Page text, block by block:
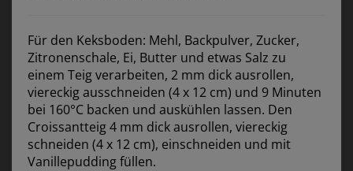
Für den Keksboden: Mehl, Backpulver, Zucker,
Zitronenschale, Ei, Butter und etwas Salz zu
einem Teig verarbeiten, 2 mm dick ausrollen,
viereckig ausschneiden (4 x 12 cm) und 9 Minuten
bei 160°C backen und auskühlen lassen. Den
Croissantteig 4 mm dick ausrollen, viereckig
schneiden (4 x 12 cm), einschneiden und mit
Vanillepudding füllen.